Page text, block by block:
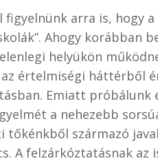
arra is, hogy
Ahogy korábban
helyükön
értelmiségi háttérből
Emiatt próbálunk
a nehezebb
tőkénkből származó
A felzárkóztatásnak az